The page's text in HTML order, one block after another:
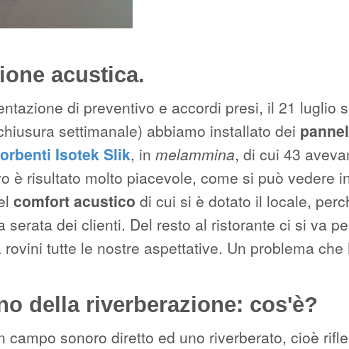
acustica.
di preventivo e accordi presi, il 21 luglio
settimanale) abbiamo installato dei
Isotek Slik, in melammina, di cui 43
è risultato molto piacevole, come si può vedere
comfort acustico di cui si è dotato il locale,
serata dei clienti. Del resto al ristorante ci si va
rovini tutte le nostre aspettative. Un problema
della riverberazione: cos'è?
campo sonoro diretto ed uno riverberato, cioè